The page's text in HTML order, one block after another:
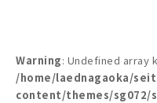
Warning: Undefined array
/home/laednagaoka/
content/themes/sg072/